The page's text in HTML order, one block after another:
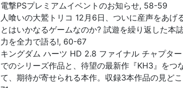
電撃PSプレミアムイベントのお知らせ, 58-59
人喰いの大鷲トリコ 12月6日、ついに産声をあげ
とはいかなるゲームなのか? 試遊を繰り返した本
力を全力で語る!, 60-67
キングダム ハーツ HD 2.8 ファイナル チャプタ
でのシリーズ作品と、待望の最新作『KH3』をつ
て、期待が寄せられる本作。収録3本作品の見ど